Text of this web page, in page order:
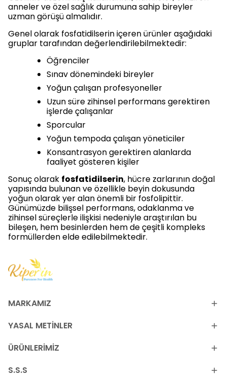
anneler ve özel sağlık durumuna sahip bireyler
uzman görüşü almalıdır.
Genel olarak fosfatidilserin içeren ürünler aşağıdaki
gruplar tarafından değerlendirilebilmektedir:
Öğrenciler
Sınav dönemindeki bireyler
Yoğun çalışan profesyoneller
Uzun süre zihinsel performans gerektiren
işlerde çalışanlar
Sporcular
Yoğun tempoda çalışan yöneticiler
Konsantrasyon gerektiren alanlarda
faaliyet gösteren kişiler
Sonuç olarak fosfatidilserin, hücre zarlarının doğal
yapısında bulunan ve özellikle beyin dokusunda
yoğun olarak yer alan önemli bir fosfolipittir.
Günümüzde bilişsel performans, odaklanma ve
zihinsel süreçlerle ilişkisi nedeniyle araştırılan bu
bileşen, hem besinlerden hem de çeşitli kompleks
formüllerden elde edilebilmektedir.
MARKAMIZ
YASAL METİNLER
ÜRÜNLERİMİZ
S.S.S